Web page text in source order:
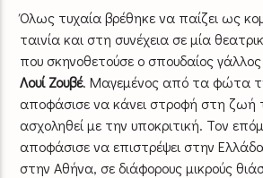
Όλως τυχαία βρέθηκε να παίζει ως
ταινία και στη συνέχεια σε μία
που σκηνοθετούσε ο σπουδαίος
Λουί Ζουβέ. Μαγεμένος από τα φώτα
αποφάσισε να κάνει στροφή στη ζωή
ασχοληθεί με την υποκριτική. Τον
αποφάσισε να επιστρέψει στην
στην Αθήνα, σε διάφορους μικρούς